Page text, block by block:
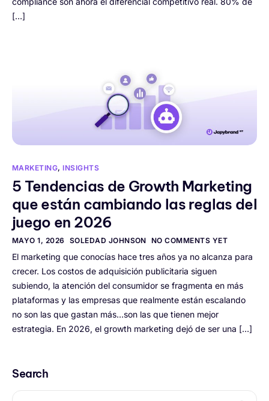
[…]
MARKETING, INSIGHTS
5 Tendencias de Growth Marketing
que están cambiando las reglas del
juego en 2026
MAYO 1, 2026 SOLEDAD JOHNSON NO COMMENTS YET
El marketing que conocías hace tres años ya no alcanza para
crecer. Los costos de adquisición publicitaria siguen
subiendo, la atención del consumidor se fragmenta en más
plataformas y las empresas que realmente están escalando
no son las que gastan más…son las que tienen mejor
estrategia. En 2026, el growth marketing dejó de ser una […]
Search